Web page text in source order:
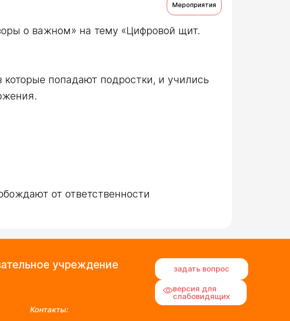
Мероприятия
о важном» на тему «Цифровой щит.
попадают подростки, и учились
учреждение
задать вопрос
версия для
слабовидящих
Контакты: